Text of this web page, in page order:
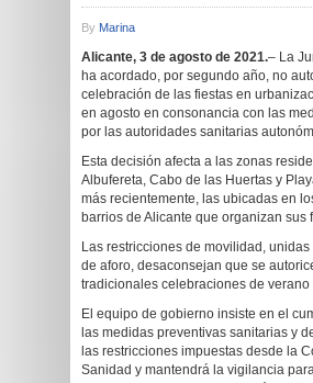
By Marina
Alicante, 3 de agosto de 2021.– La
ha acordado, por segundo año, no
celebración de las fiestas en
en agosto en consonancia con las
por las autoridades sanitarias
Esta decisión afecta a las zonas
Albufereta, Cabo de las Huertas y
más recientemente, las ubicadas en
barrios de Alicante que organizan sus
Las restricciones de movilidad,
de aforo, desaconsejan que se
tradicionales celebraciones de verano
El equipo de gobierno insiste en el
las medidas preventivas sanitarias y
las restricciones impuestas desde la
Sanidad y mantendrá la vigilancia